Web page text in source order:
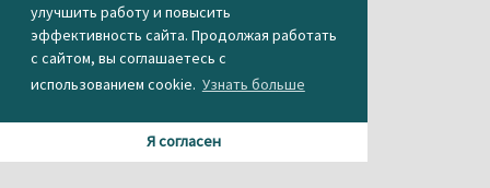
улучшить работу и повысить
эффективность сайта. Продолжая работать
с сайтом, вы соглашаетесь с
использованием cookie. Узнать больше
Я согласен